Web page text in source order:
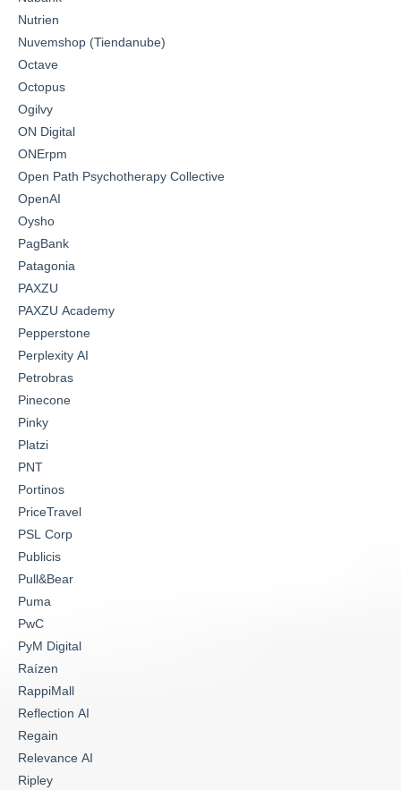
Nutrien
Nuvemshop (Tiendanube)
Octave
Octopus
Ogilvy
ON Digital
ONErpm
Open Path Psychotherapy Collective
OpenAI
Oysho
PagBank
Patagonia
PAXZU
PAXZU Academy
Pepperstone
Perplexity AI
Petrobras
Pinecone
Pinky
Platzi
PNT
Portinos
PriceTravel
PSL Corp
Publicis
Pull&Bear
Puma
PwC
PyM Digital
Raízen
RappiMall
Reflection AI
Regain
Relevance AI
Ripley